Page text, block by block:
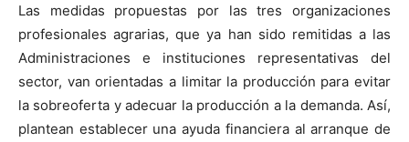
Las medidas propuestas por las tres organizaciones
profesionales agrarias, que ya han sido remitidas a las
Administraciones e instituciones representativas del
sector, van orientadas a limitar la producción para evitar
la sobreoferta y adecuar la producción a la demanda. Así,
plantean establecer una ayuda financiera al arranque de